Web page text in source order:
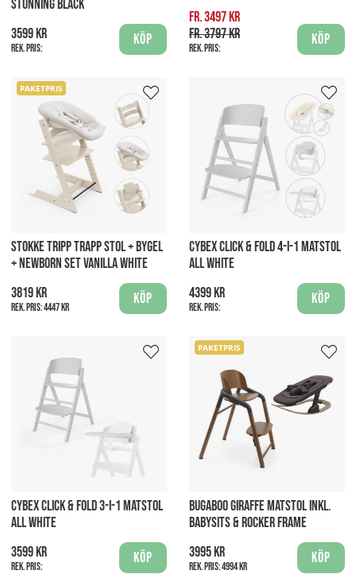
STUNNING BLACK
3599 kr
Rek. pris:
Köp
fr. 3497 kr
fr. 3797 kr
Rek. pris:
Köp
PAKETPRIS
STOKKE TRIPP TRAPP STOL + BYGEL
+ NEWBORN SET VANILLA WHITE
3819 kr
Rek. pris:4447 kr
Köp
CYBEX CLICK & FOLD 4-I-1 MATSTOL
ALL WHITE
4399 kr
Rek. pris:
Köp
CYBEX CLICK & FOLD 3-I-1 MATSTOL
ALL WHITE
3599 kr
Rek. pris:
Köp
PAKETPRIS
BUGABOO GIRAFFE MATSTOL INKL.
BABYSITS & ROCKER FRAME
3995 kr
Rek. pris:4994 kr
Köp